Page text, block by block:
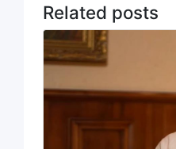
Related posts